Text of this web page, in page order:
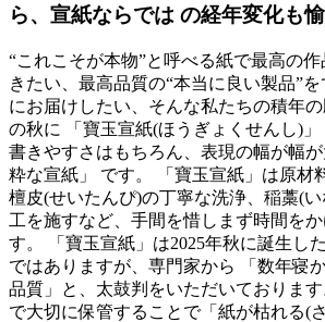
ら、宣紙ならでは の経年変化も
“これこそが本物”と呼べる紙で最高の
きたい、最高品質の“本当に良い製品”
にお届けしたい、そんな私たちの積年
の秋に 「寶玉宣紙(ほうぎょくせんし)」
書きやすさはもちろん、表現の幅が幅
粋な宣紙」 です。 「寶玉宣紙」は原材
檀皮(せいたんぴ)の丁寧な洗浄、稲藁(
工を施すなど、手間を惜しまず時間を
す。 「寶玉宣紙」は2025年秋に誕生し
ではありますが、専門家から 「数年寝
品質」と、太鼓判をいただいておりま
で大切に保管することで「紙が枯れる(